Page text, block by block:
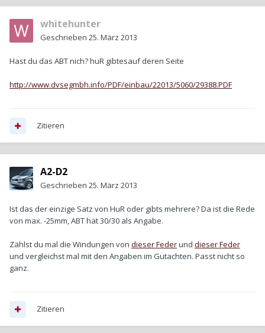
whitehunter
Geschrieben 25. März 2013
Hast du das ABT nich? huR gibtesauf deren Seite
http://www.dvsegmbh.info/PDF/einbau/22013/5060/29388.PDF
Zitieren
A2-D2
Geschrieben 25. März 2013
Ist das der einzige Satz von HuR oder gibts mehrere? Da ist die Rede
von max. -25mm, ABT hat 30/30 als Angabe.
Zählst du mal die Windungen von dieser Federund dieser Feder
und vergleichst mal mit den Angaben im Gutachten. Passt nicht so
ganz.
Zitieren